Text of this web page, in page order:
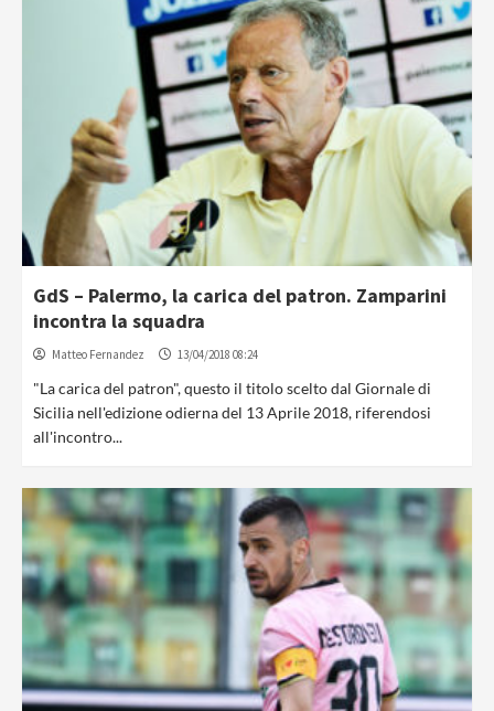
GdS – Palermo, la carica del patron. Zamparini
incontra la squadra
Matteo Fernandez 13/04/2018 08:24
"La carica del patron", questo il titolo scelto dal Giornale di
Sicilia nell'edizione odierna del 13 Aprile 2018, riferendosi
all'incontro...